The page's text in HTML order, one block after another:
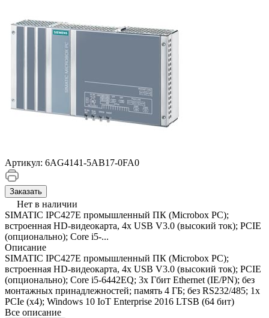
Артикул: 6AG4141-5AB17-0FA0
Заказать
Нет в наличии
SIMATIC IPC427E промышленный ПК (Microbox PC);
встроенная HD-видеокарта, 4x USB V3.0 (высокий ток); PCIE
(опционально); Core i5-...
Описание
SIMATIC IPC427E промышленный ПК (Microbox PC);
встроенная HD-видеокарта, 4x USB V3.0 (высокий ток); PCIE
(опционально); Core i5-6442EQ; 3x Гбит Ethernet (IE/PN); без
монтажных принадлежностей; память 4 ГБ; без RS232/485; 1x
PCIe (x4); Windows 10 IoT Enterprise 2016 LTSB (64 бит)
Все описание